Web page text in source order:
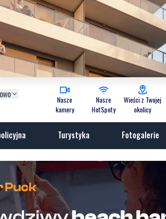
Nasze
kamery
Nasze
HotSpoty
Wieści z Twojej
okolicy
Turystyka Fotogalerie